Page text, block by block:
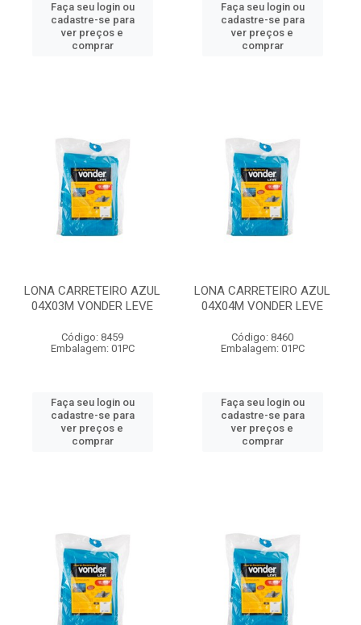
Faça seu login ou
cadastre-se para
ver preços e
comprar
Faça seu login ou
cadastre-se para
ver preços e
comprar
LONA CARRETEIRO AZUL
04X03M VONDER LEVE
Código: 8459
Embalagem: 01PC
Faça seu login ou
cadastre-se para
ver preços e
comprar
LONA CARRETEIRO AZUL
04X04M VONDER LEVE
Código: 8460
Embalagem: 01PC
Faça seu login ou
cadastre-se para
ver preços e
comprar